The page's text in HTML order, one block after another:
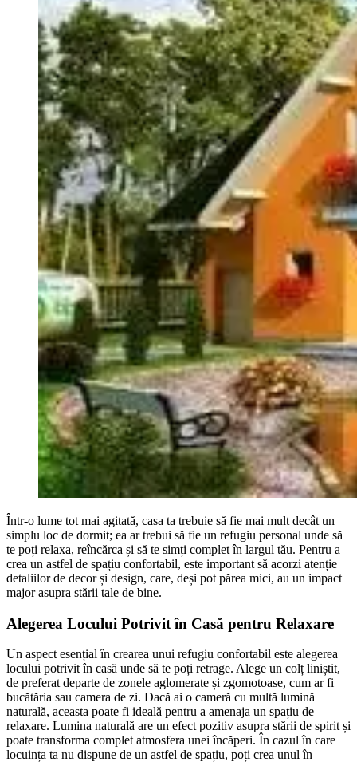
Într-o lume tot mai agitată, casa ta trebuie să fie mai mult decât un
simplu loc de dormit; ea ar trebui să fie un refugiu personal unde să
te poți relaxa, reîncărca și să te simți complet în largul tău. Pentru a
crea un astfel de spațiu confortabil, este important să acorzi atenție
detaliilor de decor și design, care, deși pot părea mici, au un impact
major asupra stării tale de bine.
Alegerea Locului Potrivit în Casă pentru Relaxare
Un aspect esențial în crearea unui refugiu confortabil este alegerea
locului potrivit în casă unde să te poți retrage. Alege un colț liniștit,
de preferat departe de zonele aglomerate și zgomotoase, cum ar fi
bucătăria sau camera de zi. Dacă ai o cameră cu multă lumină
naturală, aceasta poate fi ideală pentru a amenaja un spațiu de
relaxare. Lumina naturală are un efect pozitiv asupra stării de spirit și
poate transforma complet atmosfera unei încăperi. În cazul în care
locuința ta nu dispune de un astfel de spațiu, poți crea unul în